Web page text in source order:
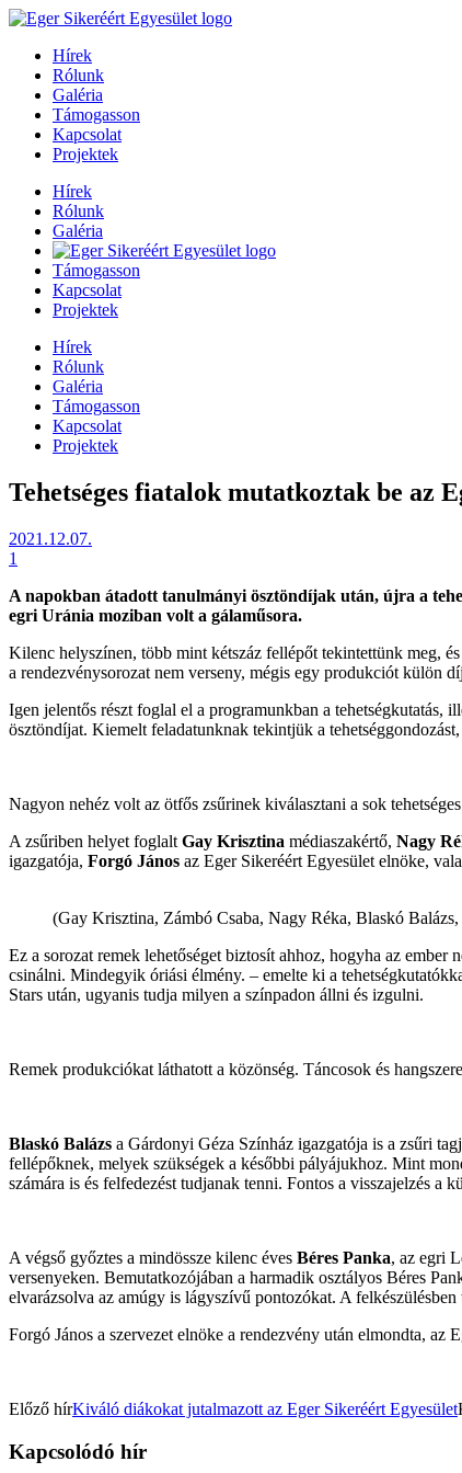
Hírek
Rólunk
Galéria
Támogasson
Kapcsolat
Projektek
Hírek
Rólunk
Galéria
Támogasson
Kapcsolat
Projektek
Hírek
Rólunk
Galéria
Támogasson
Kapcsolat
Projektek
Tehetséges fiatalok mutatkoztak be az
2021.12.07.
1
A napokban átadott tanulmányi ösztöndíjak után, újra a
egri Uránia moziban volt a gálaműsora.
Kilenc helyszínen, több mint kétszáz fellépőt tekintettünk meg,
a rendezvénysorozat nem verseny, mégis egy produkciót külön
Igen jelentős részt foglal el a programunkban a tehetségkutatás,
ösztöndíjat. Kiemelt feladatunknak tekintjük a
Nagyon nehéz volt az ötfős zsűrinek kiválasztani a sok
A zsűriben helyet foglalt Gay Krisztina médiaszakértő, Nagy
igazgatója, Forgó János az Eger Sikeréért Egyesület elnöke,
(Gay Krisztina, Zámbó Csaba, Nagy Réka, Blaskó
Ez a sorozat remek lehetőséget biztosít ahhoz, hogyha az
csinálni. Mindegyik óriási élmény. – emelte ki a
Stars után, ugyanis tudja milyen a színpadon állni és izgulni.
Remek produkciókat láthatott a közönség. Táncosok és
Blaskó Balázs a Gárdonyi Géza Színház igazgatója is a zsűri
fellépőknek, melyek szükségek a későbbi pályájukhoz. Mint
számára is és felfedezést tudjanak tenni. Fontos a visszajelzés a
A végső győztes a mindössze kilenc éves Béres Panka, az egri
versenyeken. Bemutatkozójában a harmadik osztályos Béres
elvarázsolva az amúgy is lágyszívű pontozókat. A felkészülésben
Forgó János a szervezet elnöke a rendezvény után elmondta,
Előző hírKiváló diákokat jutalmazott az Eger Sikeréért Egyesület
Kapcsolódó hír